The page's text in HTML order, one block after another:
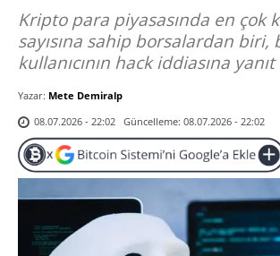
Kripto para piyasasında en çok
sayısına sahip borsalardan biri,
kullanıcının hack iddiasına
Yazar: Mete Demiralp
08.07.2026 - 22:02 Güncelleme: 08.07.2026 - 22:02